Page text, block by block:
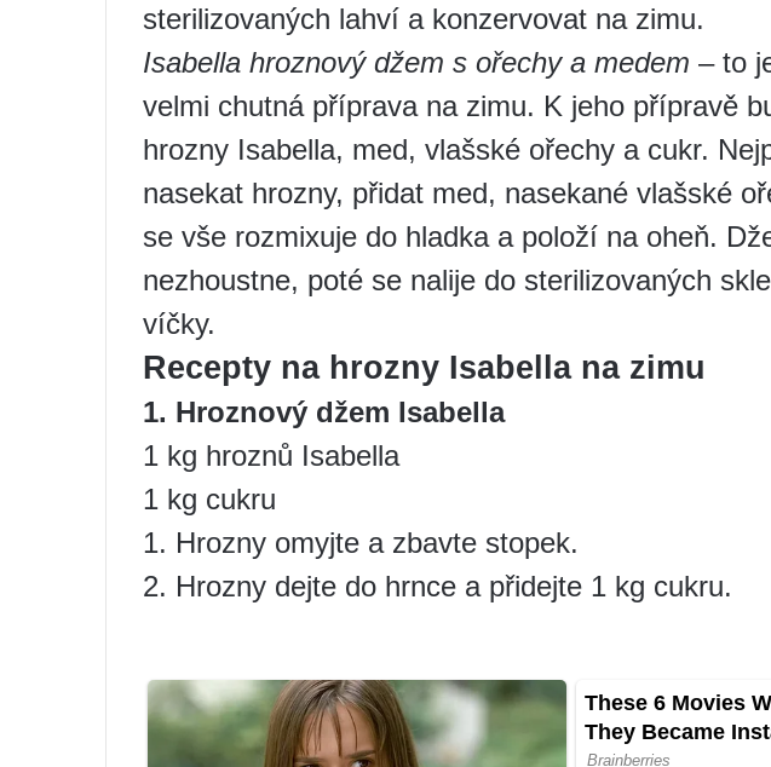
sterilizovaných lahví a konzervovat na zimu.
Isabella hroznový džem s ořechy a medem – to
velmi chutná příprava na zimu. K jeho přípravě
hrozny Isabella, med, vlašské ořechy a cukr.
nasekat hrozny, přidat med, nasekané vlašské
se vše rozmixuje do hladka a položí na oheň.
nezhoustne, poté se nalije do sterilizovaných
víčky.
Recepty na hrozny Isabella na zimu
1. Hroznový džem Isabella
1 kg hroznů Isabella
1 kg cukru
1. Hrozny omyjte a zbavte stopek.
2. Hrozny dejte do hrnce a přidejte 1 kg cukru.